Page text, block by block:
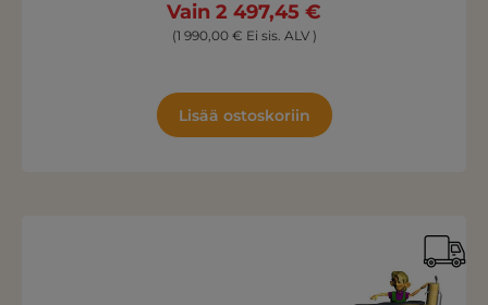
Vain 2 497,45 €
(1 990,00 € Ei sis. ALV )
Lisää ostoskoriin